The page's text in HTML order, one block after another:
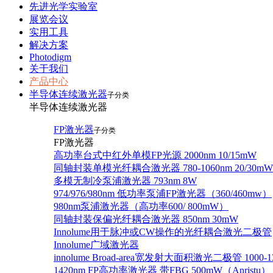
先进光学实验室
展览会议
实用工具
解决方案
Photodigm
关于我们
产品中心
半导体连续激光器子分类
半导体连续激光器
FP激光器子分类
FP激光器
高功率台式中红外单模FP光源 2000nm 10/15mW
同轴封装单模光纤耦合激光器 780-1060nm 20/30mW
多模无制冷泵浦激光器 793nm 8W
974/976/980nm 低功率泵浦FP激光器（360/460mw）
980nm泵浦激光器（高功率600/ 800mW）
同轴封装保偏光纤耦合激光器 850nm 30mW
Innolume用于脉冲或CW操作的光纤耦合激光二极管
Innolume广域激光器
innolume Broad-area宽发射大面积激光二极管 1000-
1420nm FP高功率激光器 带FBG 500mW（Anristu）